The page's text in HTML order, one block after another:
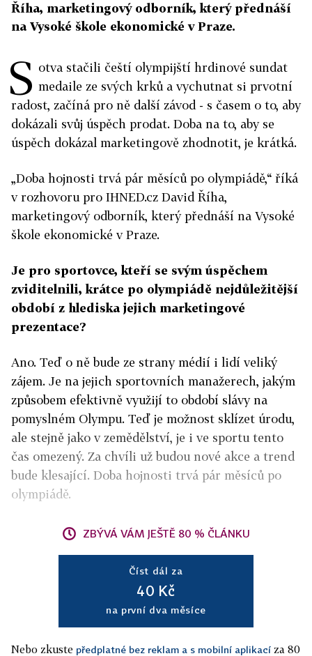
Říha, marketingový odborník, který přednáší
na Vysoké škole ekonomické v Praze.
S otva stačili čeští olympijští hrdinové sundat
medaile ze svých krků a vychutnat si prvotní
radost, začíná pro ně další závod - s časem o to, aby
dokázali svůj úspěch prodat. Doba na to, aby se
úspěch dokázal marketingově zhodnotit, je krátká.
„Doba hojnosti trvá pár měsíců po olympiádě,“ říká
v rozhovoru pro IHNED.cz David Říha,
marketingový odborník, který přednáší na Vysoké
škole ekonomické v Praze.
Je pro sportovce, kteří se svým úspěchem
zviditelnili, krátce po olympiádě nejdůležitější
období z hlediska jejich marketingové
prezentace?
Ano. Teď o ně bude ze strany médií i lidí veliký
zájem. Je na jejich sportovních manažerech, jakým
způsobem efektivně využijí to období slávy na
pomyslném Olympu. Teď je možnost sklízet úrodu,
ale stejně jako v zemědělství, je i ve sportu tento
čas omezený. Za chvíli už budou nové akce a trend
bude klesající. Doba hojnosti trvá pár měsíců po
olympiádě.
ZBÝVÁ VÁM JEŠTĚ 80 % ČLÁNKU
Číst dál za
40 Kč
na první dva měsíce
Nebo zkuste předplatné bez reklam a s mobilní aplikací za 80